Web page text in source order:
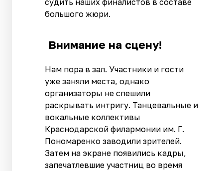
большого жюри.
Внимание на сцену!
Нам пора в зал. Участники и гости
уже заняли места, однако
организаторы не спешили
раскрывать интригу. Танцевальные и
вокальные коллективы
Краснодарской филармонии им. Г.
Пономаренко заводили зрителей.
Затем на экране появились кадры,
запечатлевшие участниц во время